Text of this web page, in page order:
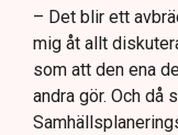
– Det blir ett
mig åt allt
som att den ena
andra gör. Och då